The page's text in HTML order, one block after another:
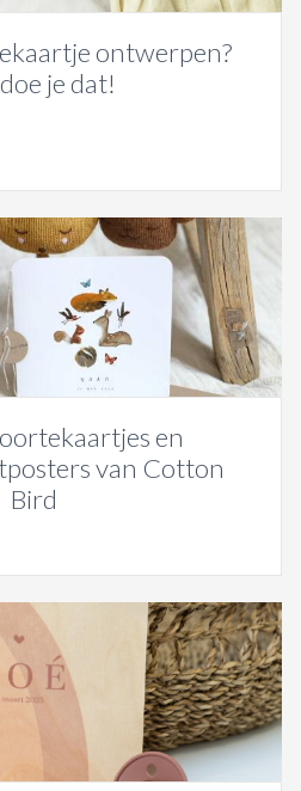
ontwerpen?
je dat!
en
van Cotton
Bird